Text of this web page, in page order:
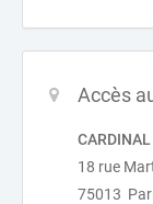
Accès
18 rue
75013